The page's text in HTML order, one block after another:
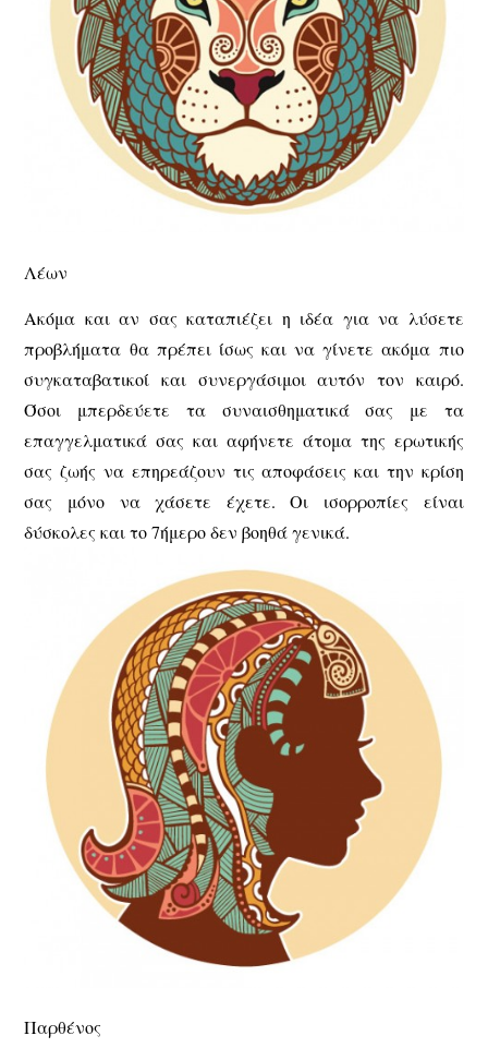
Λέων
Ακόμα και αν σας καταπιέζει η ιδέα για να λύσετε
προβλήματα θα πρέπει ίσως και να γίνετε ακόμα πιο
συγκαταβατικοί και συνεργάσιμοι αυτόν τον καιρό.
Όσοι μπερδεύετε τα συναισθηματικά σας με τα
επαγγελματικά σας και αφήνετε άτομα της ερωτικής
σας ζωής να επηρεάζουν τις αποφάσεις και την κρίση
σας μόνο να χάσετε έχετε. Οι ισορροπίες είναι
δύσκολες και το 7ήμερο δεν βοηθά γενικά.
Παρθένος